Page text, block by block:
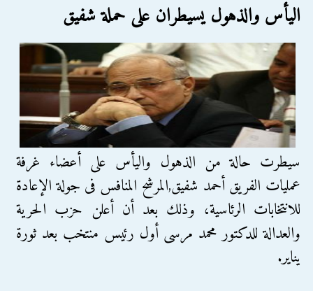
اليأس والذهول يسيطران على حملة شفيق
سيطرت حالة من الذهول واليأس على أعضاء غرفة
عمليات الفريق أحمد شفيق,المرشح المنافس فى جولة الإعادة
للانتخابات الرئاسية، وذلك بعد أن أعلن حزب الحرية
والعدالة للدكتور محمد مرسى أول رئيس منتخب بعد ثورة
يناير.